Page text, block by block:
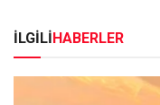
İLGİLİHABERLER